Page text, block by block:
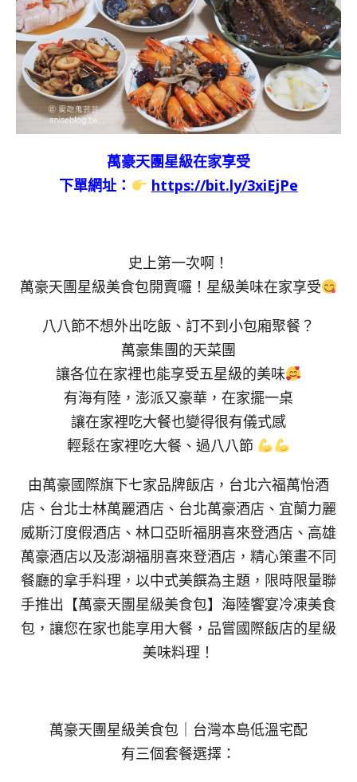
萬豪天團星級在家享受
下單網址：
https://bit.ly/3xiEjPe
史上第一次啊！
萬豪天團星級美食包開賣囉！星級美味在家享受
八八節不想外出吃飯、訂不到小包廂聚餐？
萬豪集團的天菜團
讓各位在家裡也能享受五星級的美味
有海有陸，澎派又豪華，在家擺一桌
讓在家裡吃大餐也變得很有儀式感
輕鬆在家裡吃大餐、過八八節
由萬豪國際旗下七家品牌飯店，台北六福萬怡酒
店、台北士林萬麗酒店、台北萬豪酒店、宜蘭力麗
威斯汀度假酒店、林口亞昕福朋喜來登酒店、高雄
萬豪酒店以及澎湖福朋喜來登酒店，精心策畫不同
餐廳的拿手料理，以中式美饌為主題，限時限量聯
手推出【萬豪天團星級美食包】海陸饗宴冷凍美食
包，讓您在家也能享用大餐，品嘗國際飯店的星級
美味料理！
萬豪天團星級美食包｜台灣本島低溫宅配
有三個套餐選擇：